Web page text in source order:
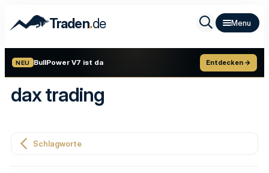
Traden.de
NEU BullPower V7 ist da Entdecken →
dax trading
Schlagworte